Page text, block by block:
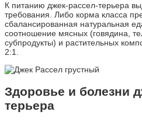
К питанию джек-рассел-терьера
требования. Либо корма класса
сбалансированная натуральная
соотношение мясных (говядина,
субпродукты) и растительных
2:1.
Здоровье и болезни
терьера